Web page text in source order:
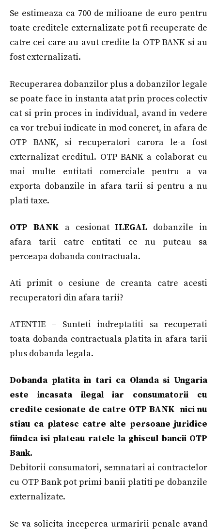
Se estimeaza ca 700 de milioane de euro pentru
toate creditele externalizate pot fi recuperate de
catre cei care au avut credite la OTP BANK si au
fost externalizati.
Recuperarea dobanzilor plus a dobanzilor legale
se poate face in instanta atat prin proces colectiv
cat si prin proces in individual, avand in vedere
ca vor trebui indicate in mod concret, in afara de
OTP BANK, si recuperatori carora le-a fost
externalizat creditul. OTP BANK a colaborat cu
mai multe entitati comerciale pentru a va
exporta dobanzile in afara tarii si pentru a nu
plati taxe.
OTP BANK a cesionat ILEGAL dobanzile in
afara tarii catre entitati ce nu puteau sa
perceapa dobanda contractuala.
Ati primit o cesiune de creanta catre acesti
recuperatori din afara tarii?
ATENTIE – Sunteti indreptatiti sa recuperati
toata dobanda contractuala platita in afara tarii
plus dobanda legala.
Dobanda platita in tari ca Olanda si Ungaria
este incasata ilegal iar consumatorii cu
credite cesionate de catre OTP BANK nici nu
stiau ca platesc catre alte persoane juridice
fiindca isi plateau ratele la ghiseul bancii OTP
Bank.
Debitorii consumatori, semnatari ai contractelor
cu OTP Bank pot primi banii platiti pe dobanzile
externalizate.
Se va solicita inceperea urmaririi penale avand